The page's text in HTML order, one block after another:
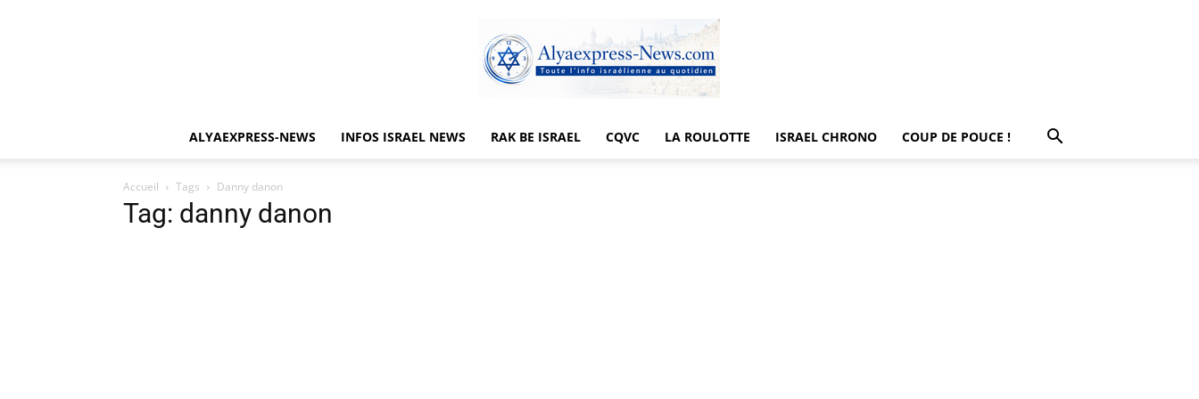
ALYAEXPRESS-NEWS INFOS ISRAEL NEWS RAK BE ISRAEL CQVC LA ROULOTTE ISRAEL CHRONO COUP DE POUCE !
Accueil Tags Danny danon
Tag: danny danon